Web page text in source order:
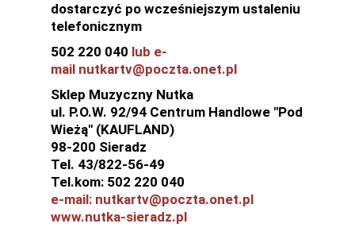
dostarczyć po wcześniejszym ustaleniu
telefonicznym
502 220 040 lub e-
mail nutkartv@poczta.onet.pl
Sklep Muzyczny Nutka
ul. P.O.W. 92/94 Centrum Handlowe "Pod
Wieżą" (KAUFLAND)
98-200 Sieradz
Tel. 43/822-56-49
Tel.kom: 502 220 040
e-mail: nutkartv@poczta.onet.pl
www.nutka-sieradz.pl